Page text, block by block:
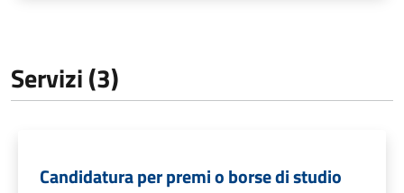
Servizi (3)
Candidatura per premi o borse di studio